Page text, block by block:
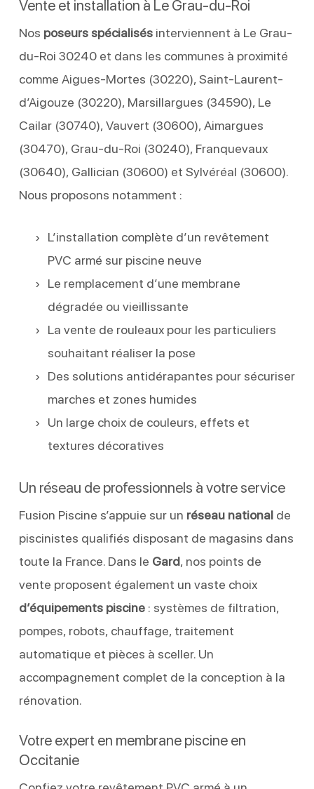
Vente et installation à Le Grau-du-Roi
Nos poseurs spécialisésinterviennent à Le Grau-
du-Roi 30240 et dans les communes à proximité
comme Aigues-Mortes (30220), Saint-Laurent-
d’Aigouze (30220), Marsillargues (34590), Le
Cailar (30740), Vauvert (30600), Aimargues
(30470), Grau-du-Roi (30240), Franquevaux
(30640), Gallician (30600) et Sylvéréal (30600).
Nous proposons notamment :
L’installation complète d’un revêtement
PVC armé sur piscine neuve
Le remplacement d’une membrane
dégradée ou vieillissante
La vente de rouleaux pour les particuliers
souhaitant réaliser la pose
Des solutions antidérapantes pour sécuriser
marches et zones humides
Un large choix de couleurs, effets et
textures décoratives
Un réseau de professionnels à votre service
Fusion Piscine s’appuie sur un réseau nationalde
piscinistes qualifiés disposant de magasins dans
toute la France. Dans le Gard, nos points de
vente proposent également un vaste choix
d’équipements piscine: systèmes de filtration,
pompes, robots, chauffage, traitement
automatique et pièces à sceller. Un
accompagnement complet de la conception à la
rénovation.
Votre expert en membrane piscine en
Occitanie